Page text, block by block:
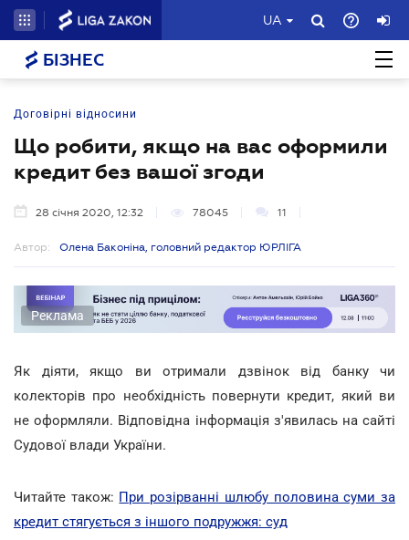
UA
БІЗНЕС
Договірні відносини
Що робити, якщо на вас оформили
кредит без вашої згоди
28 січня 2020, 12:32 78045 11
Автор: Олена Баконіна, головний редактор ЮРЛІГА
Реклама
Як діяти, якщо ви отримали дзвінок від банку чи
колекторів про необхідність повернути кредит, який ви
не оформляли. Відповідна інформація з'явилась на сайті
Судової влади України.
Читайте також: При розірванні шлюбу половина суми за
кредит стягується з іншого подружжя: суд